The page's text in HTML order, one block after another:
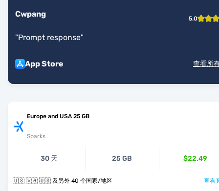
Cwpang 5.0
"Prompt response"
App Store 查看所
Europe and USA 25 GB
Sparks
30 天 25 GB $22.49
🇺🇸 🇻🇦 🇺🇸 及另外 40 个国家/地区 查看